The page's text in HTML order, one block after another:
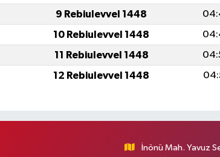
9 Rebiulevvel 1448
10 Rebiulevvel 1448
11 Rebiulevvel 1448
12 Rebiulevvel 1448
İnönü Mah. Yavuz